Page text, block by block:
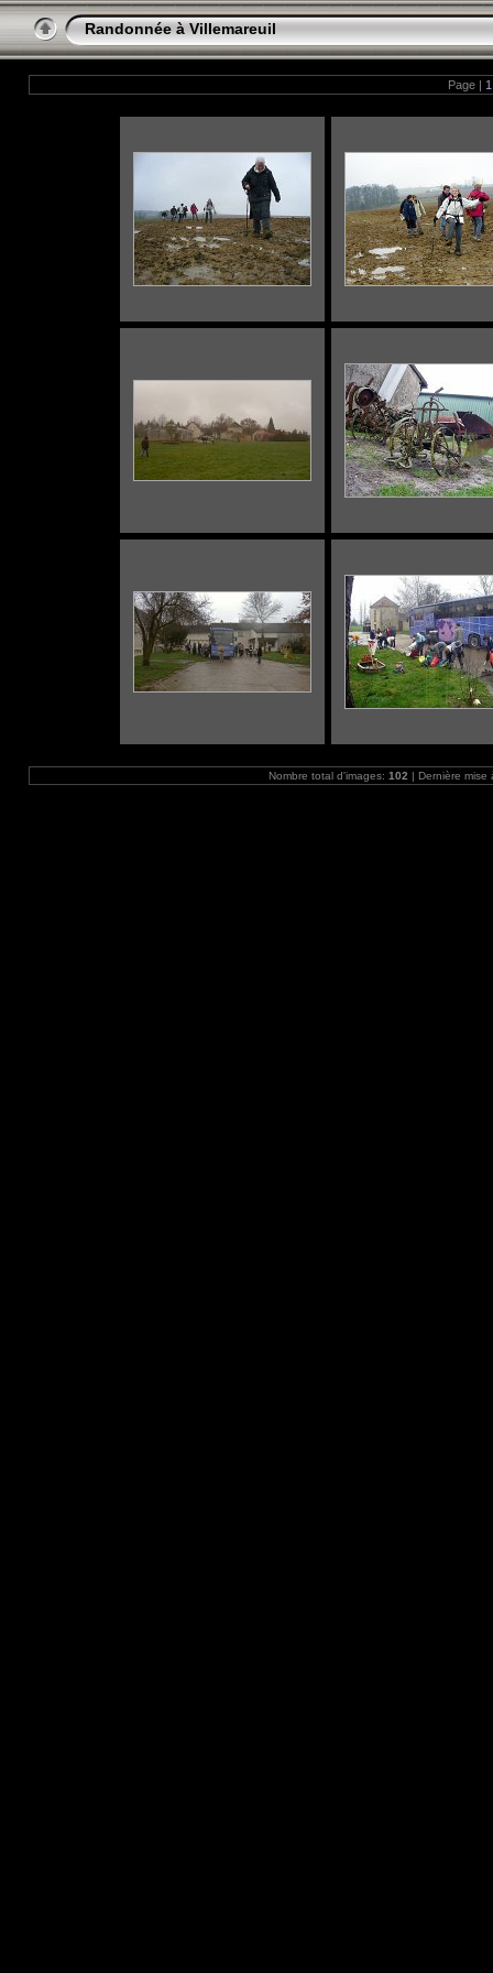
Randonnée à Villemareuil
Page |
Nombre total d'images: 102 | Dernière mise